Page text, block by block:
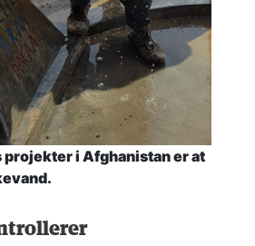
projekter i Afghanistan er at